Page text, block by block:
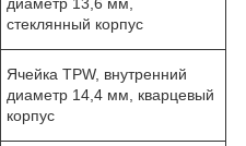
стеклянный корпус
Ячейка TPW, внутренний
диаметр 14,4 мм, кварцевый
корпус